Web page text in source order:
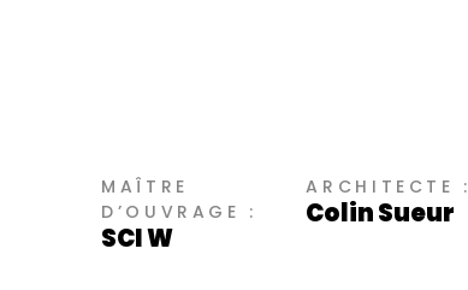
MAÎTRE
D’OUVRAGE :
SCI W
ARCHITECTE :
Colin Sueur